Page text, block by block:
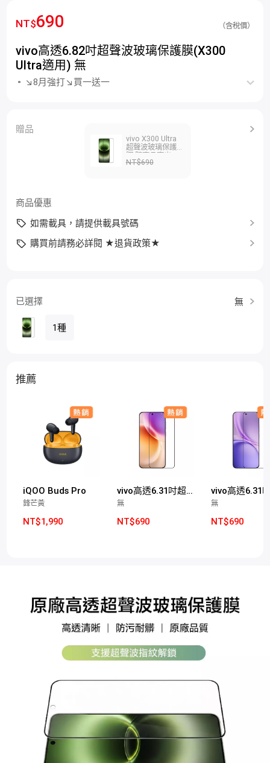
NT$690 （含稅價）
vivo高透6.82吋超聲波玻璃保護膜(X300
Ultra適用) 無
↘8月強打↘買一送一
贈品
vivo X300 Ultra
超聲波玻璃保護
膜 隨商品寄出
NT$690
商品優惠
如需載具，請提供載具號碼
購買前請務必詳閱 ★退貨政策★
已選擇 無
1種
推薦
iQOO Buds Pro
鋒芒黃
NT$1,990
vivo高透6.31吋超聲波玻璃保護膜(X300適用)
無
NT$690
無
NT$690